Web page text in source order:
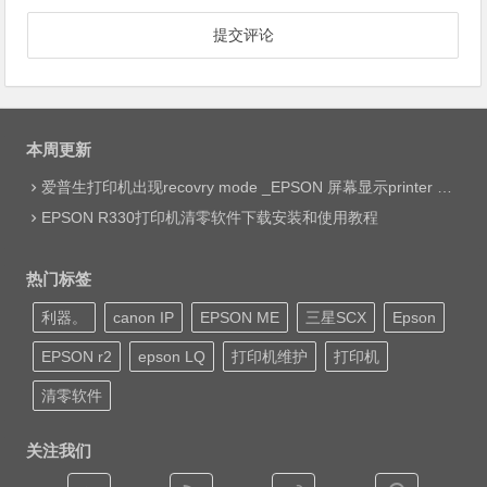
本周更新
爱普生打印机出现recovry mode _EPSON 屏幕显示printer mode set jig网络远程维修
EPSON R330打印机清零软件下载安装和使用教程
热门标签
利器。 canon IP EPSON ME 三星SCX Epson
EPSON r2 epson LQ 打印机维护 打印机
清零软件
关注我们